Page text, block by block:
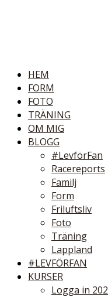
HEM
FORM
FOTO
TRÄNING
OM MIG
BLOGG
#LevförFan
Racereports
Familj
Form
Friluftsliv
Foto
Träning
Lappland
#LEVFÖRFAN
KURSER
Logga in